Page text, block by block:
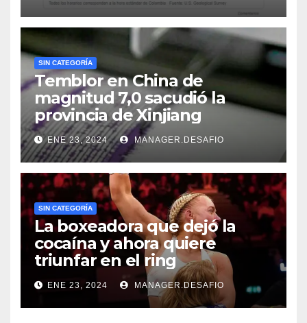
SIN CATEGORÍA
Temblor en China de
magnitud 7,0 sacudió la
provincia de Xinjiang
ENE 23, 2024 MANAGER.DESAFIO
SIN CATEGORÍA
La boxeadora que dejó la
cocaína y ahora quiere
triunfar en el ring​
ENE 23, 2024 MANAGER.DESAFIO